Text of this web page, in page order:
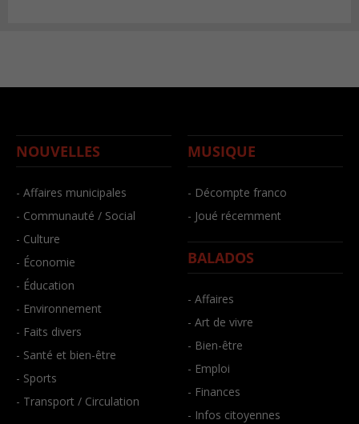
NOUVELLES
- Affaires municipales
- Communauté / Social
- Culture
- Économie
- Éducation
- Environnement
- Faits divers
- Santé et bien-être
- Sports
- Transport / Circulation
MUSIQUE
- Décompte franco
- Joué récemment
BALADOS
- Affaires
- Art de vivre
- Bien-être
- Emploi
- Finances
- Infos citoyennes